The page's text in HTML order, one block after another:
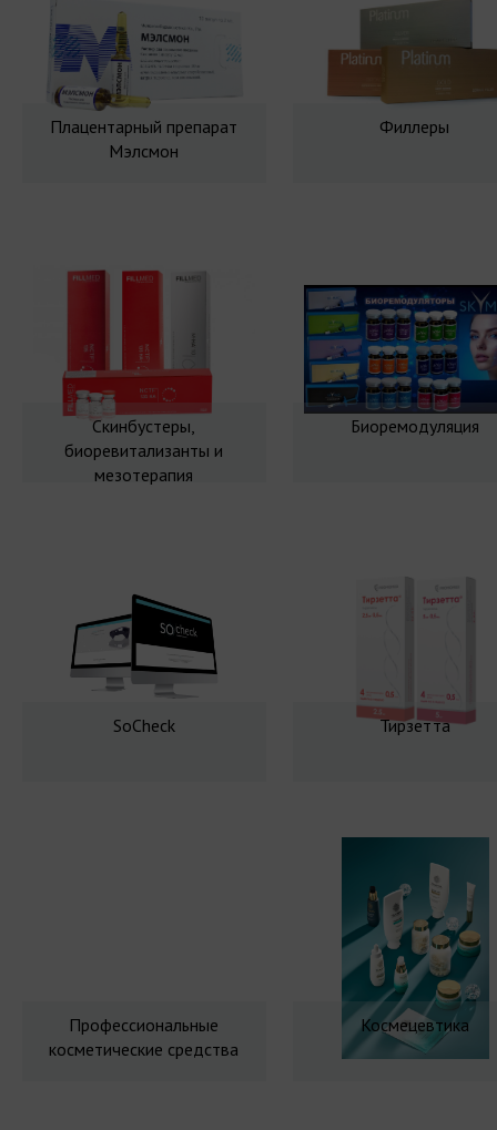
Плацентарный препарат
Мэлсмон
Филлеры
Скинбустеры,
биоревитализанты и
мезотерапия
Биоремодуляция
SoCheck Тирзетта
Профессиональные
косметические средства
Космецевтика